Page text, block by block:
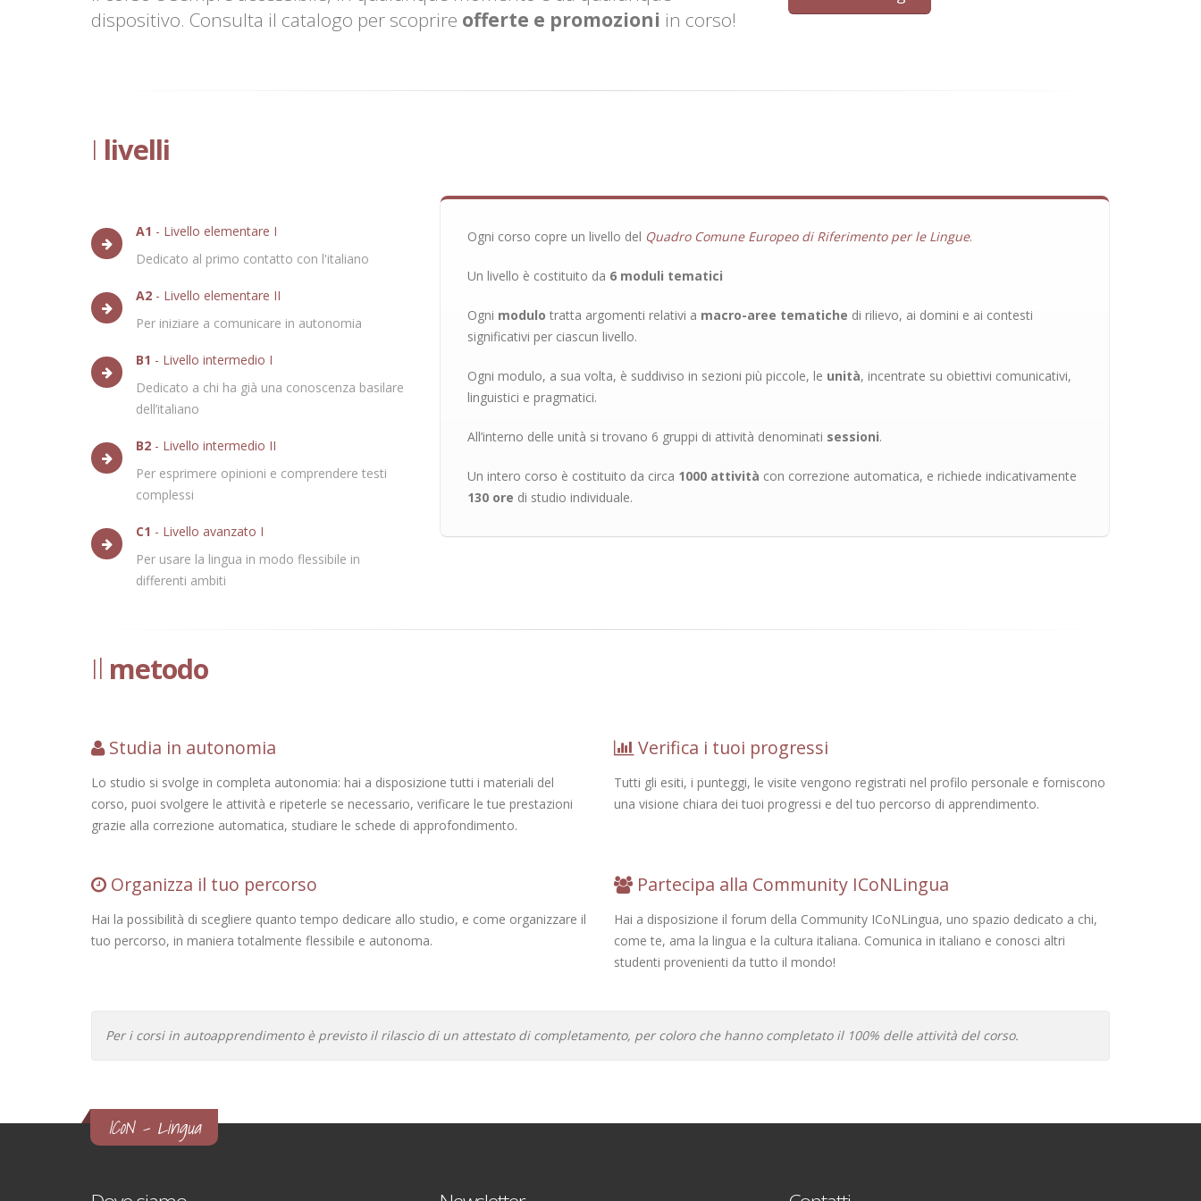
dispositivo. Consulta il catalogo per scoprire offerte e promozioni in corso!
I livelli
A1 - Livello elementare I
Dedicato al primo contatto con l'italiano
A2 - Livello elementare II
Per iniziare a comunicare in autonomia
B1 - Livello intermedio I
Dedicato a chi ha già una conoscenza basilare
dell’italiano
B2 - Livello intermedio II
Per esprimere opinioni e comprendere testi
complessi
C1 - Livello avanzato I
Per usare la lingua in modo flessibile in
differenti ambiti
Ogni corso copre un livello del Quadro Comune Europeo di Riferimento per le Lingue.
Un livello è costituito da 6 moduli tematici
Ogni modulo tratta argomenti relativi a macro-aree tematiche di rilievo, ai domini e ai contesti
significativi per ciascun livello.
Ogni modulo, a sua volta, è suddiviso in sezioni più piccole, le unità, incentrate su obiettivi comunicativi,
linguistici e pragmatici.
All’interno delle unità si trovano 6 gruppi di attività denominati sessioni.
Un intero corso è costituito da circa 1000 attività con correzione automatica, e richiede indicativamente
130 ore di studio individuale.
Il metodo
Studia in autonomia
Lo studio si svolge in completa autonomia: hai a disposizione tutti i materiali del
corso, puoi svolgere le attività e ripeterle se necessario, verificare le tue prestazioni
grazie alla correzione automatica, studiare le schede di approfondimento.
Verifica i tuoi progressi
Tutti gli esiti, i punteggi, le visite vengono registrati nel profilo personale e forniscono
una visione chiara dei tuoi progressi e del tuo percorso di apprendimento.
Organizza il tuo percorso
Hai la possibilità di scegliere quanto tempo dedicare allo studio, e come organizzare il
tuo percorso, in maniera totalmente flessibile e autonoma.
Partecipa alla Community ICoNLingua
Hai a disposizione il forum della Community ICoNLingua, uno spazio dedicato a chi,
come te, ama la lingua e la cultura italiana. Comunica in italiano e conosci altri
studenti provenienti da tutto il mondo!
Per i corsi in autoapprendimento è previsto il rilascio di un attestato di completamento, per coloro che hanno completato il 100% delle attività del corso.
ICoN - Lingua